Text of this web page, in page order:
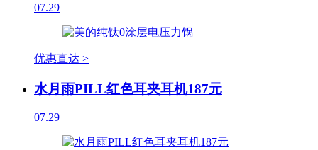
07.29
优惠直达 >
水月雨PILL红色耳夹耳机187元
07.29